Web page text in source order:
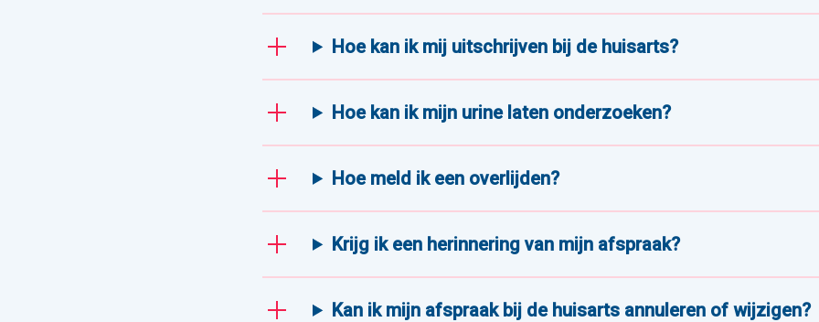
Hoe kan ik mij uitschrijven bij de huisarts?
Hoe kan ik mijn urine laten onderzoeken?
Hoe meld ik een overlijden?
Krijg ik een herinnering van mijn afspraak?
Kan ik mijn afspraak bij de huisarts annuleren of wijzigen?